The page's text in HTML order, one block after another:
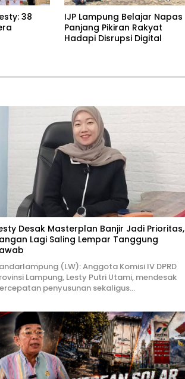
38
IJP Lampung Belajar Napas
Panjang Pikiran Rakyat
Hadapi Disrupsi Digital
Desak Masterplan Banjir Jadi Prioritas,
Lagi Saling Lempar Tanggung
(LW): Anggota Komisi IV DPRD
Lampung, Lesty Putri Utami, mendesak
penyusunan sekaligus…